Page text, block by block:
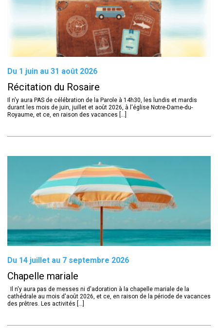
Du 1 juin au 31 août 2026
Récitation du Rosaire
Il n'y aura PAS de célébration de la Parole à 14h30, les lundis et mardis
durant les mois de juin, juillet et août 2026, à l'église Notre-Dame-du-
Royaume, et ce, en raison des vacances [...]
Du 14 juillet au 7 septembre 2026
Chapelle mariale
Il n'y aura pas de messes ni d'adoration à la chapelle mariale de la
cathédrale au mois d'août 2026, et ce, en raison de la période de vacances
des prêtres. Les activités [...]